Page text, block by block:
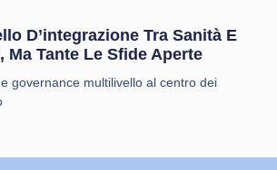
D’integrazione Tra Sanità E
Ma Tante Le Sfide Aperte
governance multilivello al centro dei